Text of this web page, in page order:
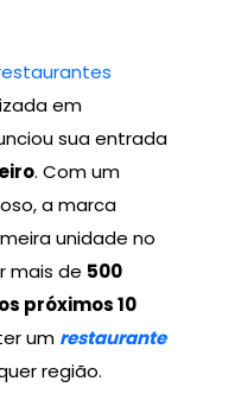
em
sua entrada
. Com um
a marca
unidade no
mais de 500
próximos 10
um restaurante
região.